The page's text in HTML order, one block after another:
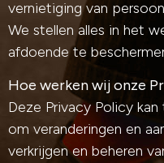
vernietiging van
We stellen alles in het
afdoende te
Hoe werken wij onze
Deze Privacy Policy
om veranderingen en
verkrijgen en beheren